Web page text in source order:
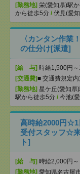
[勤務地] 栄(愛知県)駅
から徒歩5分 / 伏見(愛
〈カンタン作業
の仕分け[派遣]
[給 与] 時給1,500円
[交通費]■ 交通費規定
[勤務地] 星ケ丘(愛知県
駅から徒歩5分 / 今池(
高時給2000円☆1
受付スタッフ☆
ト]
[給 与] 時給2,000円～
[勤務地] 愛知県名古屋